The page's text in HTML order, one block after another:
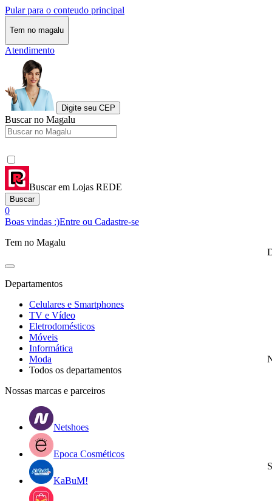
Pular para o conteudo principal
Tem no magalu
Atendimento
Digite seu CEP
Buscar no Magalu
Buscar em Lojas REDE
Buscar
0
Boas vindas :)Entre ou Cadastre-se
Tem no Magalu
Departamentos
Celulares e Smartphones
TV e Vídeo
Eletrodomésticos
Móveis
Informática
Moda
Todos os departamentos
Nossas marcas e parceiros
Netshoes
Epoca Cosméticos
KaBuM!